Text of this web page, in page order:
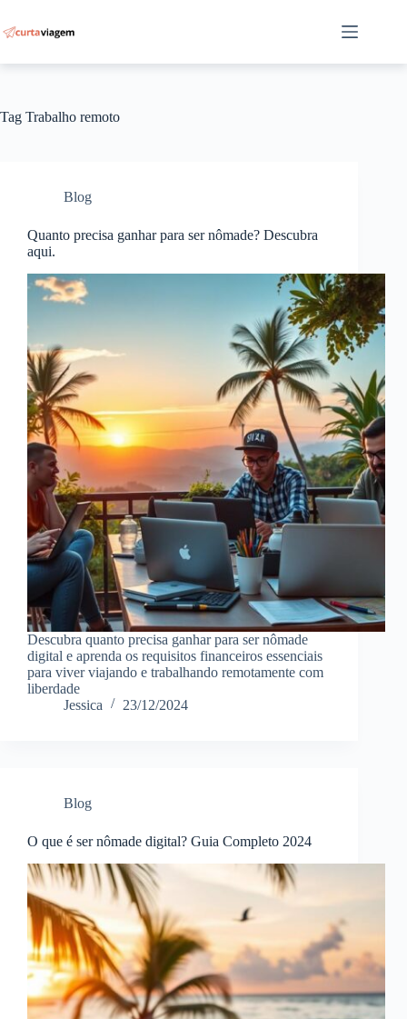
para
o
Tag Trabalho remoto
Blog
Quanto precisa ganhar para ser nômade? Descubra
aqui.
Descubra quanto precisa ganhar para ser nômade
digital e aprenda os requisitos financeiros essenciais
para viver viajando e trabalhando remotamente com
liberdade
Jessica
23/12/2024
Blog
O que é ser nômade digital? Guia Completo 2024